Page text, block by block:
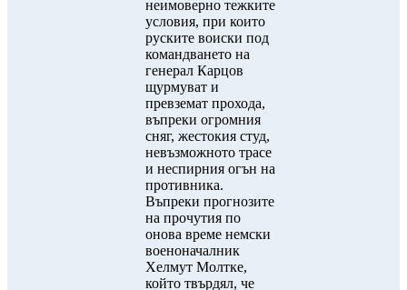
неимоверно тежките
условия, при които
руските воиски под
командването на
генерал Карцов
щурмуват и
превземат прохода,
въпреки огромния
сняг, жестокия студ,
невъзможното трасе
и неспирния огън на
противника.
Въпреки прогнозите
на прочутия по
онова време немски
военоначалник
Хелмут Молтке,
който твърдял, че